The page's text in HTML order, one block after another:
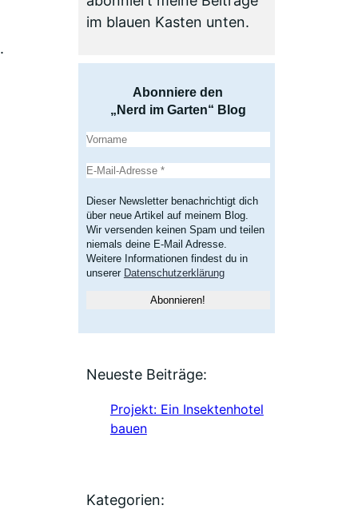
im blauen Kasten unten.
Abonniere den
„Nerd im Garten“ Blog
Dieser Newsletter benachrichtigt dich
über neue Artikel auf meinem Blog.
Wir versenden keinen Spam und teilen
niemals deine E-Mail Adresse.
Weitere Informationen findest du in
unserer Datenschutzerklärung
Neueste Beiträge:
Projekt: Ein Insektenhotel
bauen
Kategorien: